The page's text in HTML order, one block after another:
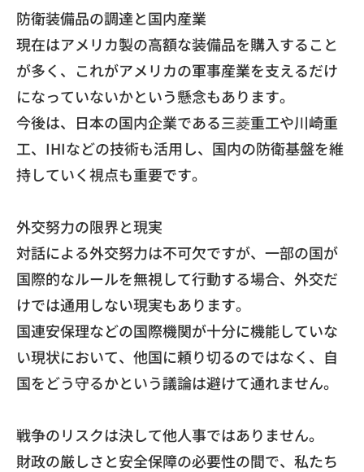
防衛装備品の調達と国内産業
現在はアメリカ製の高額な装備品を購入すること
が多く、 これがアメリカの軍事産業を支えるだけ
になっていないかという懸念もあります。
今後は、日本の国内企業である三菱重工や川崎重
工、 IHIなどの技術も活用し、 国内の防衛基盤を維
持していく視点も重要です。
外交努力の限界と現実
対話による外交努力は不可欠ですが、 一部の国が
国際的なルールを無視して行動する場合、 外交だ
けでは通用しない現実もあります。
国連安保理などの国際機関が十分に機能していな
い現状において、 他国に頼り切るのではなく、 自
国をどう守るかという議論は避けて通れません。
戦争のリスクは決して他人事ではありません。
財政の厳しさと安全保障の必要性の間で、 私たち